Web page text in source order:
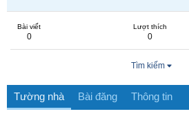
Bài viết
0
Lượt thích
0
Tìm kiếm
Tường nhà Bài đăng Thông tin